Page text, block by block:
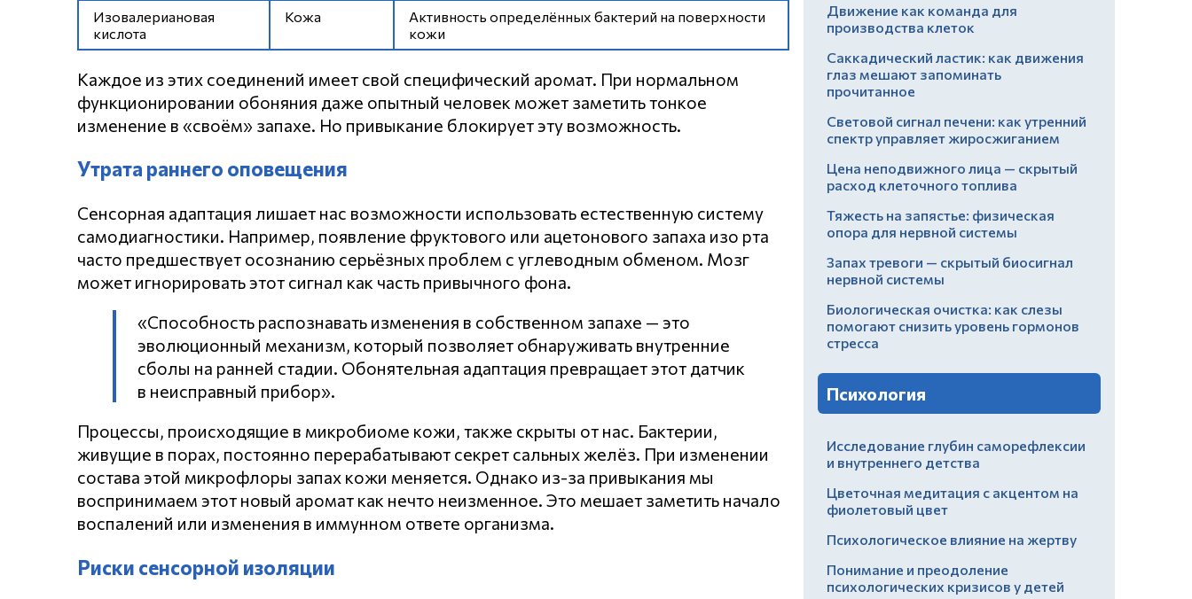
Изовалериановая
кислота
Кожа
Активность определённых бактерий на поверхности
кожи
Каждое из этих соединений имеет свой специфический аромат. При нормальном
функционировании обоняния даже опытный человек может заметить тонкое
изменение в «своём» запахе. Но привыкание блокирует эту возможность.
Утрата раннего оповещения
Сенсорная адаптация лишает нас возможности использовать естественную систему
самодиагностики. Например, появление фруктового или ацетонового запаха изо рта
часто предшествует осознанию серьёзных проблем с углеводным обменом. Мозг
может игнорировать этот сигнал как часть привычного фона.
«Способность распознавать изменения в собственном запахе — это
эволюционный механизм, который позволяет обнаруживать внутренние
сболы на ранней стадии. Обонятельная адаптация превращает этот датчик
в неисправный прибор».
Процессы, происходящие в микробиоме кожи, также скрыты от нас. Бактерии,
живущие в порах, постоянно перерабатывают секрет сальных желёз. При изменении
состава этой микрофлоры запах кожи меняется. Однако из-за привыкания мы
воспринимаем этот новый аромат как нечто неизменное. Это мешает заметить начало
воспалений или изменения в иммунном ответе организма.
Риски сенсорной изоляции
Движение как команда для
производства клеток
Саккадический ластик: как движения
глаз мешают запоминать
прочитанное
Световой сигнал печени: как утренний
спектр управляет жиросжиганием
Цена неподвижного лица — скрытый
расход клеточного топлива
Тяжесть на запястье: физическая
опора для нервной системы
Запах тревоги — скрытый биосигнал
нервной системы
Биологическая очистка: как слезы
помогают снизить уровень гормонов
стресса
Психология
Исследование глубин саморефлексии
и внутреннего детства
Цветочная медитация с акцентом на
фиолетовый цвет
Психологическое влияние на жертву
Понимание и преодоление
психологических кризисов у детей